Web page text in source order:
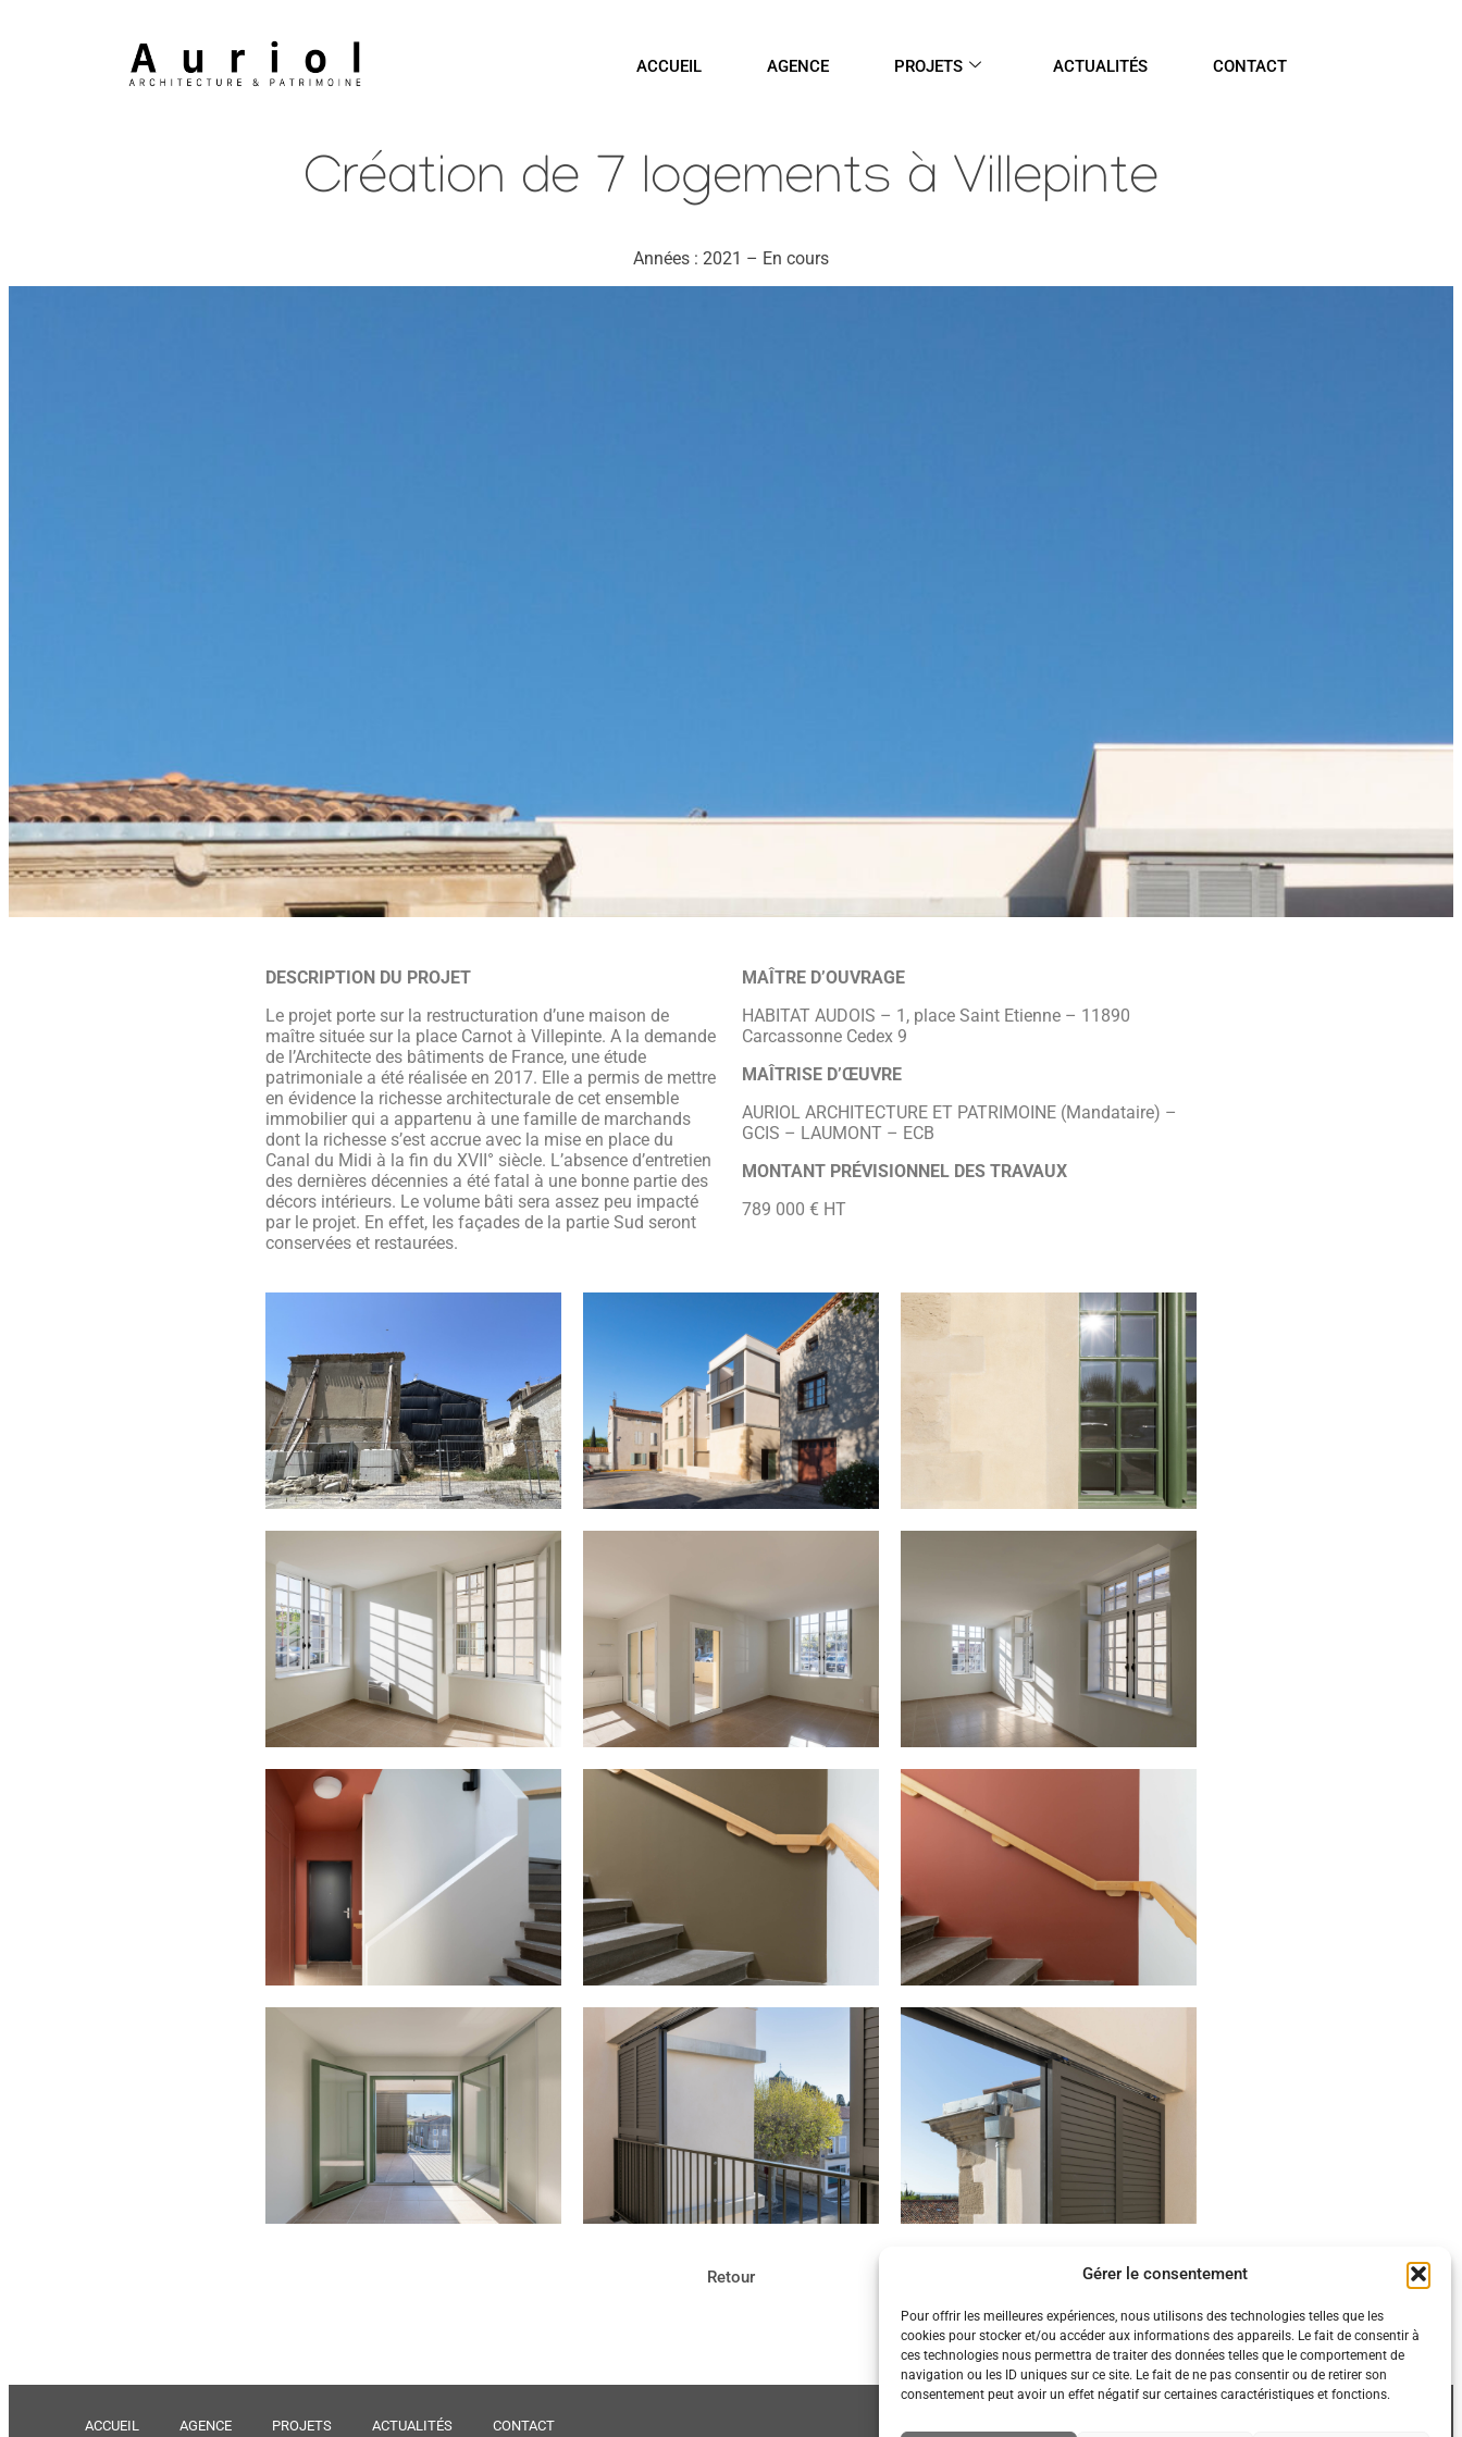
Gérer le consentement
Pour offrir les meilleures expériences, nous utilisons des technologies telles que les
cookies pour stocker et/ou accéder aux informations des appareils. Le fait de consentir à
ces technologies nous permettra de traiter des données telles que le comportement de
navigation ou les ID uniques sur ce site. Le fait de ne pas consentir ou de retirer son
consentement peut avoir un effet négatif sur certaines caractéristiques et fonctions.
ACCUEIL AGENCE PROJETS ACTUALITÉS CONTACT
Création de 7 logements à Villepinte
Années : 2021 – En cours
DESCRIPTION DU PROJET
Le projet porte sur la restructuration d’une maison de
maître située sur la place Carnot à Villepinte. A la demande
de l’Architecte des bâtiments de France, une étude
patrimoniale a été réalisée en 2017. Elle a permis de mettre
en évidence la richesse architecturale de cet ensemble
immobilier qui a appartenu à une famille de marchands
dont la richesse s’est accrue avec la mise en place du
Canal du Midi à la fin du XVII° siècle. L’absence d’entretien
des dernières décennies a été fatal à une bonne partie des
décors intérieurs. Le volume bâti sera assez peu impacté
par le projet. En effet, les façades de la partie Sud seront
conservées et restaurées.
MAÎTRE D’OUVRAGE
HABITAT AUDOIS – 1, place Saint Etienne – 11890
Carcassonne Cedex 9
MAÎTRISE D’ŒUVRE
AURIOL ARCHITECTURE ET PATRIMOINE (Mandataire) –
GCIS – LAUMONT – ECB
MONTANT PRÉVISIONNEL DES TRAVAUX
789 000 € HT
Retour
ACCUEIL AGENCE PROJETS ACTUALITÉS CONTACT